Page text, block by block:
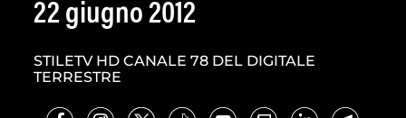
22 giugno 2012
STILETV HD CANALE 78 DEL DIGITALE
TERRESTRE